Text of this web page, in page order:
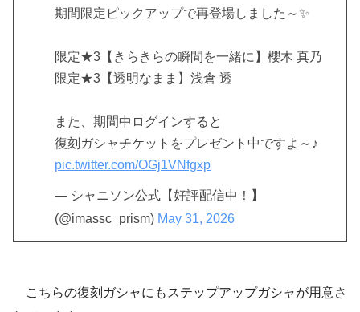
期間限定ピックアップで再登場しました～✨
限定★3【きらきらの瞬間を一緒に】櫻木 真乃
限定★3【透明なまま】浅倉 透
また、期間中ログインすると
復刻ガシャチケットをプレゼント中ですよ～♪
pic.twitter.com/OGj1VNfgxp
— シャニソン公式【好評配信中！】
(@imassc_prism) May 31, 2026
こちらの復刻ガシャにもステップアップガシャが用意さ